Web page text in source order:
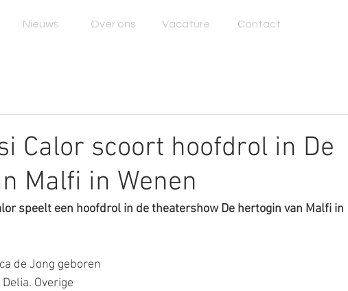
Nieuws Over ons Vacature Contact
Calor scoort hoofdrol in De
Malfi in Wenen
speelt een hoofdrol in de theatershow De hertogin van Malfi in
de Jong geboren
Overige